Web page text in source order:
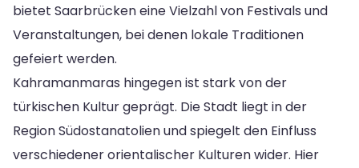
bietet Saarbrücken eine Vielzahl von Festivals und
Veranstaltungen, bei denen lokale Traditionen
gefeiert werden.
Kahramanmaras hingegen ist stark von der
türkischen Kultur geprägt. Die Stadt liegt in der
Region Südostanatolien und spiegelt den Einfluss
verschiedener orientalischer Kulturen wider. Hier